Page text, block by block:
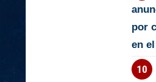
por
en